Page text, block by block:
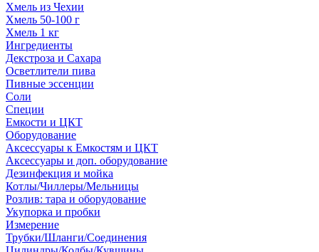
Хмель из Чехии
Хмель 50-100 г
Хмель 1 кг
Ингредиенты
Декстроза и Сахара
Осветлители пива
Пивные эссенции
Соли
Специи
Емкости и ЦКТ
Оборудование
Аксессуары к Емкостям и ЦКТ
Аксессуары и доп. оборудование
Дезинфекция и мойка
Котлы/Чиллеры/Мельницы
Розлив: тара и оборудование
Укупорка и пробки
Измерение
Трубки/Шланги/Соединения